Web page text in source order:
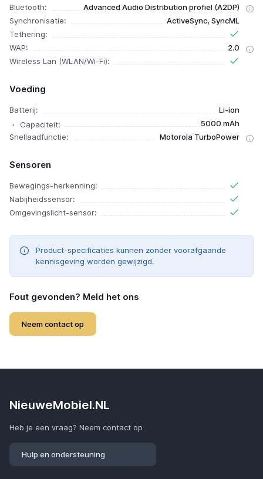
Bluetooth:
Advanced Audio Distribution profiel (A2DP)
Synchronisatie:
ActiveSync, SyncML
Tethering:
WAP:
2.0
Wireless Lan (WLAN/Wi-Fi):
Voeding
Batterij:
Li-ion
Capaciteit:
5000 mAh
Snellaadfunctie:
Motorola TurboPower
Sensoren
Bewegings-herkenning:
Nabijheidssensor:
Omgevingslicht-sensor:
Product-specificaties kunnen zonder voorafgaande
kennisgeving worden gewijzigd.
Fout gevonden? Meld het ons
Neem contact op
NieuweMobiel.NL
Heb je een vraag? Neem contact op
Hulp en ondersteuning